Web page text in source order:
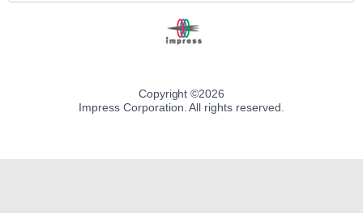
Copyright ©2026
Impress Corporation. All rights reserved.